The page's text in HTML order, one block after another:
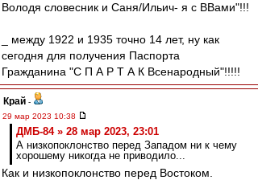
Володя словесник и Саня/Ильич- я с ВВами"!!!
_ между 1922 и 1935 точно 14 лет, ну как
сегодня для получения Паспорта
Гражданина "С П А Р Т А К Всенародный"!!!!!
Край -
29 мар 2023 10:38
ДМБ-84 » 28 мар 2023, 23:01
А низкопоклонство перед Западом ни к чему
хорошему никогда не приводило...
Как и низкопоклонство перед Востоком.